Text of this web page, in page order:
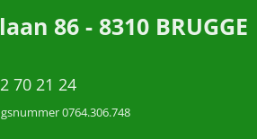
86 - 8310 BRUGGE
70 21 24
0764.306.748